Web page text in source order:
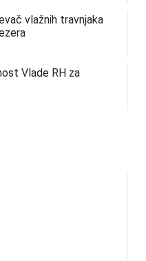
vlažnih travnjaka
Vlade RH za